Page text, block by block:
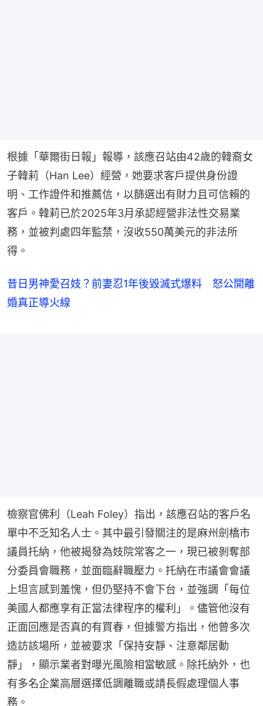
根據「華爾街日報」報導，該應召站由42歲的韓裔女
子韓莉（Han Lee）經營，她要求客戶提供身份證
明、工作證件和推薦信，以篩選出有財力且可信賴的
客戶。​韓莉已於2025年3月承認經營非法性交易業
務，並被判處四年監禁，沒收550萬美元的非法所
得。​
昔日男神愛召妓？前妻忍1年後毀滅式爆料 怒公開離
婚真正導火線
檢察官佛利（Leah Foley）指出，該應召站的客戶名
單中不乏知名人士。其中最引發關注的是麻州劍橋市
議員托納，他被揭發為妓院常客之一，現已被剝奪部
分委員會職務，並面臨辭職壓力。托納在市議會會議
上坦言感到羞愧，但仍堅持不會下台，並強調「每位
美國人都應享有正當法律程序的權利」。儘管他沒有
正面回應是否真的有買春，但據警方指出，他曾多次
造訪該場所，並被要求「保持安靜、注意鄰居動
靜」，顯示業者對曝光風險相當敏感。除托納外，也
有多名企業高層選擇低調離職或請長假處理個人事
務。